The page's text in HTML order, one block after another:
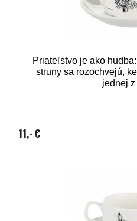
Priateľstvo je ako
struny sa rozochvejú,
jednej z
11,- €